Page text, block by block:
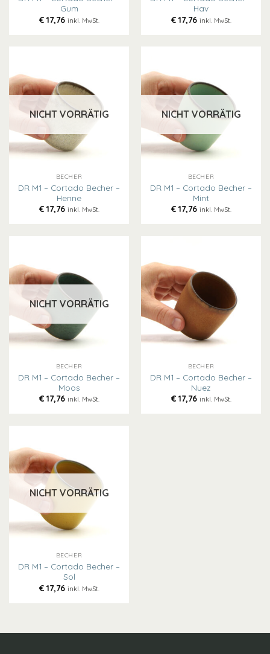
Gum
€17,76 inkl. MwSt.
Hav
€17,76 inkl. MwSt.
NICHT VORRÄTIG
BECHER
DR M1 – Cortado Becher –
Henne
€17,76 inkl. MwSt.
NICHT VORRÄTIG
BECHER
DR M1 – Cortado Becher –
Mint
€17,76 inkl. MwSt.
NICHT VORRÄTIG
BECHER
DR M1 – Cortado Becher –
Moos
€17,76 inkl. MwSt.
BECHER
DR M1 – Cortado Becher –
Nuez
€17,76 inkl. MwSt.
NICHT VORRÄTIG
BECHER
DR M1 – Cortado Becher –
Sol
€17,76 inkl. MwSt.